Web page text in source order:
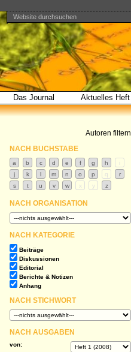
Direkt
zum
Inhalt
|
Direkt
zur
Navigation
Benutzerspezifische
Werkzeuge
Website durchsuchen
Erweiterte
Suche…
Bereiche
Das Journal Aktuelles Heft
Autoren filtern
NACH BUCHSTABE
NACH ORGANISATION
NACH KATEGORIE
Beiträge
Diskussionen
Editorial
Berichte & Notizen
Anhang
NACH STICHWORT
NACH AUSGABEN
von: